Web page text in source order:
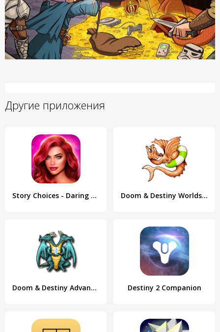
Другие приложения
Story Choices - Daring Destiny Doom & Destiny Worlds Lite
Doom & Destiny Advanced Lite Destiny 2 Companion